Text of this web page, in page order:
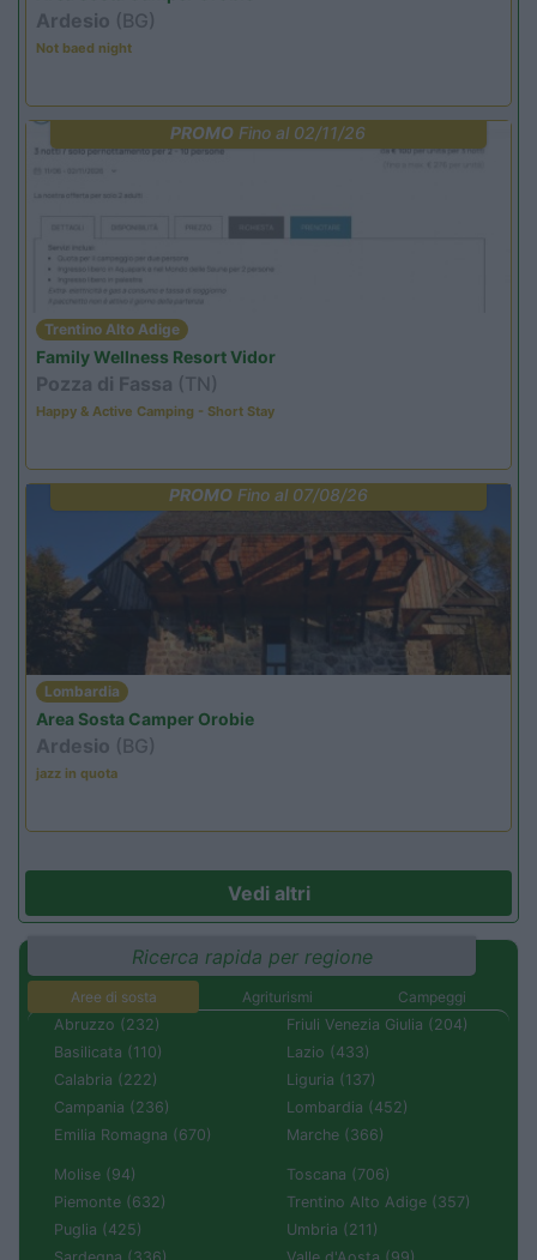
Ardesio (BG)
Not baed night
PROMO Fino al 02/11/26
Trentino Alto Adige
Family Wellness Resort Vidor
Pozza di Fassa (TN)
Happy & Active Camping - Short Stay
PROMOFino al 07/08/26
Lombardia
Area Sosta Camper Orobie
Ardesio (BG)
jazz in quota
Vedi altri
Ricerca rapida per regione
Aree di sosta Agriturismi
Campeggi
Abruzzo (232)
Basilicata (110)
Calabria (222)
Campania (236)
Emilia Romagna (670)
Friuli Venezia Giulia (204)
Lazio (433)
Liguria (137)
Lombardia (452)
Marche (366)
Molise (94)
Piemonte (632)
Puglia (425)
Toscana (706)
Trentino Alto Adige (357)
Umbria (211)